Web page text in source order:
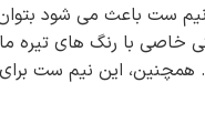
ست باعث می شود
با رنگ های تیره
همچنین، این نیم ست